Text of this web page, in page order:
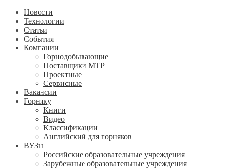
Новости
Технологии
Статьи
События
Компании
Горнодобывающие
Поставщики МТР
Проектные
Сервисные
Вакансии
Горняку
Книги
Видео
Классификации
Английский для горняков
ВУЗы
Российские образовательные учреждения
Зарубежные образовательные учреждения